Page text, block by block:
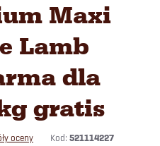
Maxi
Lamb
dla
gratis
oceny Kod: 521114227